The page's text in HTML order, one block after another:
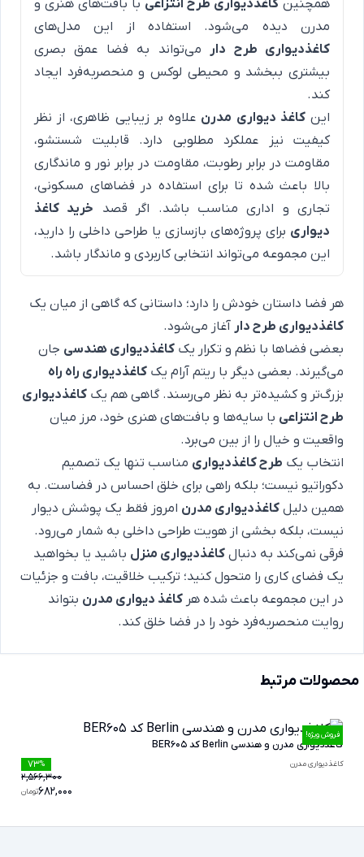
همچنین کاغذدیواری طرح انتزاعی با بافت‌های هنری و
مدرن دیده می‌شود. استفاده از این مدل‌های
کاغذدیواری طرح دارمی‌تواند به فضا عمق بصری
بیشتری ببخشد و محیطی لوکس و منحصربه‌فرد ایجاد
کند.
اینکاغذ دیواری مدرن علاوه بر زیبایی ظاهری، از نظر
کیفیت نیز عملکرد مطلوبی دارد. قابلیت شستشو،
مقاومت در برابر رطوبت، مقاومت در برابر نور و ماندگاری
بالا باعث شده تا برای استفاده در فضاهای مسکونی،
تجاری و اداری مناسب باشد. اگر قصد خرید کاغذ
دیواری برای پروژه‌های بازسازی یا طراحی داخلی را دارید،
این مجموعه می‌تواند انتخابی کاربردی و ماندگار باشد.
هر فضا داستان خودش را دارد؛ داستانی که گاهی از میان یک
کاغذدیواری طرح دار آغاز می‌شود.
بعضی فضاها با نظم و تکرار یک کاغذدیواری هندسی جان
می‌گیرند. بعضی دیگر با ریتم آرام یک کاغذدیواری راه راه
بزرگ‌تر و کشیده‌تر به نظر می‌رسند. گاهی هم یک کاغذدیواری
طرح انتزاعی با سایه‌ها و بافت‌های هنری خود، مرز میان
واقعیت و خیال را از بین می‌برد.
انتخاب یک طرح کاغذدیواری مناسب تنها یک تصمیم
دکوراتیو نیست؛ بلکه راهی برای خلق احساس در فضاست. به
همین دلیل کاغذدیواری مدرن امروز فقط یک پوشش دیوار
نیست، بلکه بخشی از هویت طراحی داخلی به شمار می‌رود.
فرقی نمی‌کند به دنبال کاغذدیواری منزل باشید یا بخواهید
یک فضای کاری را متحول کنید؛ ترکیب خلاقیت، بافت و جزئیات
در این مجموعه باعث شده هر کاغذ دیواری مدرن بتواند
روایت منحصربه‌فرد خود را در فضا خلق کند.
محصولات مرتبط
فروش ویژه!
کاغذدیواری مدرن و هندسی Berlin کد BER605
کاغذدیواری مدرن %
73
2,566,300
تومان682,000